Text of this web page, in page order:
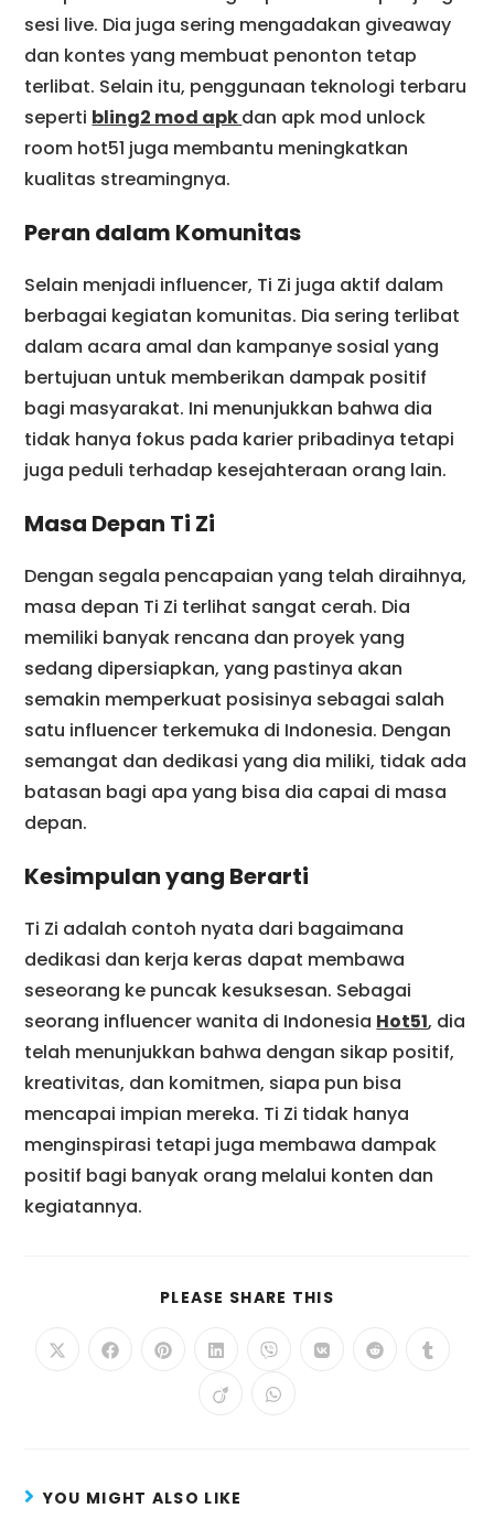
sesi live. Dia juga sering mengadakan giveaway
dan kontes yang membuat penonton tetap
terlibat. Selain itu, penggunaan teknologi terbaru
seperti bling2 mod apkdan apk mod unlock
room hot51 juga membantu meningkatkan
kualitas streamingnya.
Peran dalam Komunitas
Selain menjadi influencer, Ti Zi juga aktif dalam
berbagai kegiatan komunitas. Dia sering terlibat
dalam acara amal dan kampanye sosial yang
bertujuan untuk memberikan dampak positif
bagi masyarakat. Ini menunjukkan bahwa dia
tidak hanya fokus pada karier pribadinya tetapi
juga peduli terhadap kesejahteraan orang lain.
Masa Depan Ti Zi
Dengan segala pencapaian yang telah diraihnya,
masa depan Ti Zi terlihat sangat cerah. Dia
memiliki banyak rencana dan proyek yang
sedang dipersiapkan, yang pastinya akan
semakin memperkuat posisinya sebagai salah
satu influencer terkemuka di Indonesia. Dengan
semangat dan dedikasi yang dia miliki, tidak ada
batasan bagi apa yang bisa dia capai di masa
depan.
Kesimpulan yang Berarti
Ti Zi adalah contoh nyata dari bagaimana
dedikasi dan kerja keras dapat membawa
seseorang ke puncak kesuksesan. Sebagai
seorang influencer wanita di Indonesia Hot51, dia
telah menunjukkan bahwa dengan sikap positif,
kreativitas, dan komitmen, siapa pun bisa
mencapai impian mereka. Ti Zi tidak hanya
menginspirasi tetapi juga membawa dampak
positif bagi banyak orang melalui konten dan
kegiatannya.
PLEASE SHARE THIS
YOU MIGHT ALSO LIKE